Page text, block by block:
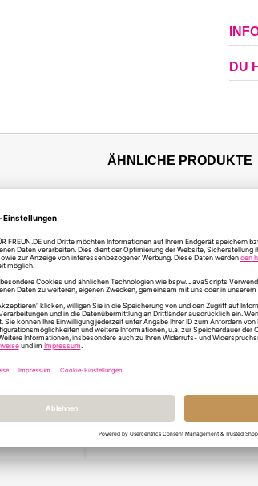
DU
ÄHNLICHE PRODUKTE
Mitgebsel
Verschlusskärtchen
DU DA WARST - blau
0,50 €